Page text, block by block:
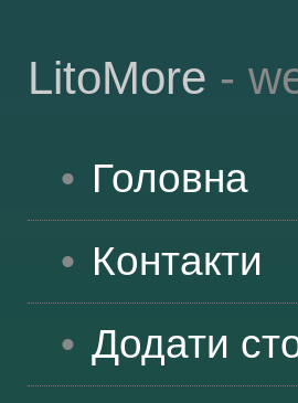
LitoMore -
Головна
Контакти
Додати